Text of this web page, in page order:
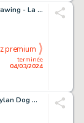
Thole, Karel - 1 Original colour drawing - La Ragazzina e il Demone
terminée
04/03/2024
premium
Roi, Corrado - 2 Original page - Dylan Dog Maxi #14 - "Gita fuori porta" - 2001